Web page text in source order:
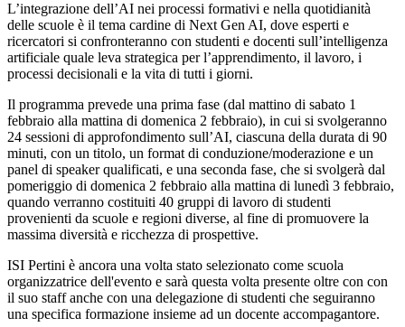
L’integrazione dell’AI nei processi formativi e nella quotidianità
delle scuole è il tema cardine di Next Gen AI, dove esperti e
ricercatori si confronteranno con studenti e docenti sull’intelligenza
artificiale quale leva strategica per l’apprendimento, il lavoro, i
processi decisionali e la vita di tutti i giorni.
Il programma prevede una prima fase (dal mattino di sabato 1
febbraio alla mattina di domenica 2 febbraio), in cui si svolgeranno
24 sessioni di approfondimento sull’AI, ciascuna della durata di 90
minuti, con un titolo, un format di conduzione/moderazione e un
panel di speaker qualificati, e una seconda fase, che si svolgerà dal
pomeriggio di domenica 2 febbraio alla mattina di lunedì 3 febbraio,
quando verranno costituiti 40 gruppi di lavoro di studenti
provenienti da scuole e regioni diverse, al fine di promuovere la
massima diversità e ricchezza di prospettive.
ISI Pertini è ancora una volta stato selezionato come scuola
organizzatrice dell'evento e sarà questa volta presente oltre con con
il suo staff anche con una delegazione di studenti che seguiranno
una specifica formazione insieme ad un docente accompagantore.